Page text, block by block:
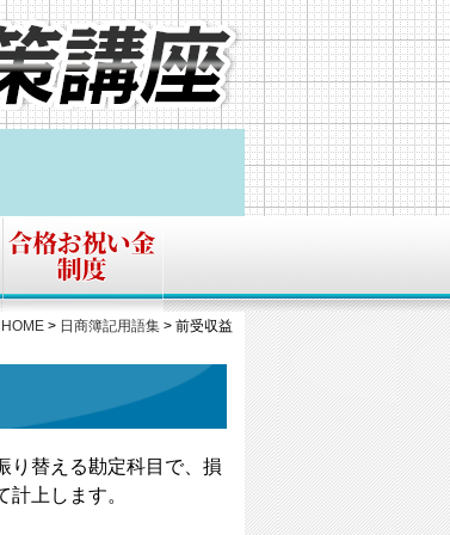
HOME > 日商簿記用語集 > 前受収益
り替える勘定科目で、損
上します。